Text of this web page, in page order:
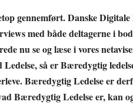
gennemført. Danske
med både deltagerne i
nu se og læse i vores
så er Bæredygtig
Bæredygtig Ledelse er
Bæredygtig Ledelse er, kan